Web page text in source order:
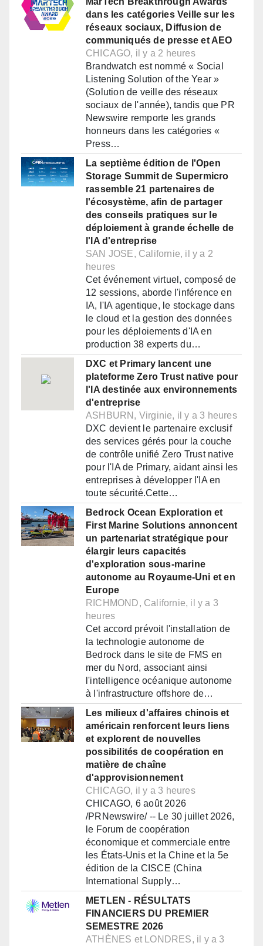
dans les catégories Veille sur les
réseaux sociaux, Diffusion de
communiqués de presse et AEO
CHICAGO, il y a 2 heures
Brandwatch est nommé « Social
Listening Solution of the Year »
(Solution de veille des réseaux
sociaux de l'année), tandis que PR
Newswire remporte les grands
honneurs dans les catégories «
Press…
La septième édition de l'Open
Storage Summit de Supermicro
rassemble 21 partenaires de
l'écosystème, afin de partager
des conseils pratiques sur le
déploiement à grande échelle de
l'IA d'entreprise
SAN JOSE, Californie, il y a 2
heures
Cet événement virtuel, composé de
12 sessions, aborde l'inférence en
IA, l'IA agentique, le stockage dans
le cloud et la gestion des données
pour les déploiements d'IA en
production 38 experts du…
DXC et Primary lancent une
plateforme Zero Trust native pour
l'IA destinée aux environnements
d'entreprise
ASHBURN, Virginie, il y a 3 heures
DXC devient le partenaire exclusif
des services gérés pour la couche
de contrôle unifié Zero Trust native
pour l'IA de Primary, aidant ainsi les
entreprises à développer l'IA en
toute sécurité.Cette…
Bedrock Ocean Exploration et
First Marine Solutions annoncent
un partenariat stratégique pour
élargir leurs capacités
d'exploration sous-marine
autonome au Royaume-Uni et en
Europe
RICHMOND, Californie, il y a 3
heures
Cet accord prévoit l'installation de
la technologie autonome de
Bedrock dans le site de FMS en
mer du Nord, associant ainsi
l'intelligence océanique autonome
à l'infrastructure offshore de…
Les milieux d'affaires chinois et
américain renforcent leurs liens
et explorent de nouvelles
possibilités de coopération en
matière de chaîne
d'approvisionnement
CHICAGO, il y a 3 heures
CHICAGO, 6 août 2026
/PRNewswire/ -- Le 30 juillet 2026,
le Forum de coopération
économique et commerciale entre
les États-Unis et la Chine et la 5e
édition de la CISCE (China
International Supply…
METLEN - RÉSULTATS
FINANCIERS DU PREMIER
SEMESTRE 2026
ATHÈNES et LONDRES, il y a 3